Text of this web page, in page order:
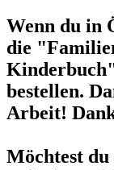
Wenn du in
die
bestellen.
Arbeit!
Möchtest